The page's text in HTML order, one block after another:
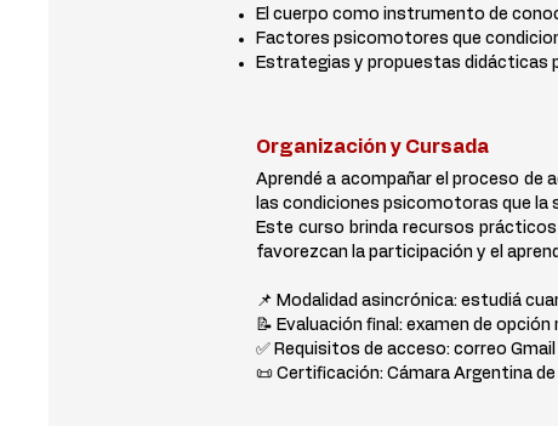
El cuerpo como instrumento de
Factores psicomotores que
Estrategias y propuestas didácticas
Organización y Cursada
Aprendé a acompañar el proceso de
las condiciones psicomotoras que la
Este curso brinda recursos
favorezcan la participación y el
📌 Modalidad asincrónica: estudiá
📝 Evaluación final: examen de opción
✅ Requisitos de acceso: correo
📜 Certificación: Cámara Argentina